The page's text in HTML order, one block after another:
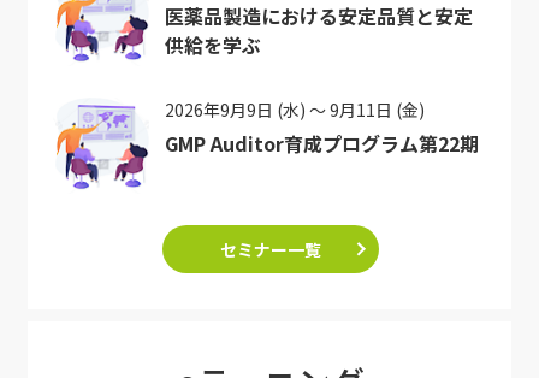
医薬品製造における安定品質と安定
供給を学ぶ
2026年9月9日 (水) ～ 9月11日 (金)
GMP Auditor育成プログラム第22期
セミナー一覧